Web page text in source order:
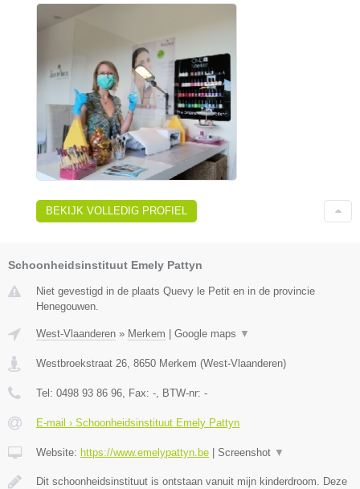
BEKIJK VOLLEDIG PROFIEL
Schoonheidsinstituut Emely Pattyn
Niet gevestigd in de plaats Quevy le Petit en in de provincie
Henegouwen.
West-Vlaanderen » Merkem Google maps ▼
Westbroekstraat 26, 8650 Merkem (West-Vlaanderen)
Tel: 0498 93 86 96, Fax: -, BTW-nr: -
E-mail › Schoonheidsinstituut Emely Pattyn
Website: https://www.emelypattyn.be Screenshot ▼
Dit schoonheidsinstituut is ontstaan vanuit mijn kinderdroom. Deze